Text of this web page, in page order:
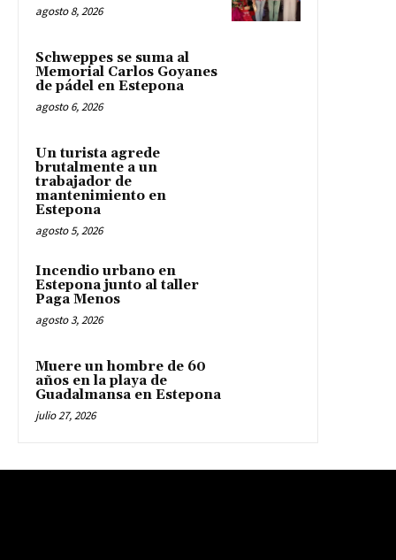
agosto 8, 2026
Schweppes se suma al
Memorial Carlos Goyanes
de pádel en Estepona
agosto 6, 2026
Un turista agrede
brutalmente a un
trabajador de
mantenimiento en
Estepona
agosto 5, 2026
Incendio urbano en
Estepona junto al taller
Paga Menos
agosto 3, 2026
Muere un hombre de 60
años en la playa de
Guadalmansa en Estepona
julio 27, 2026